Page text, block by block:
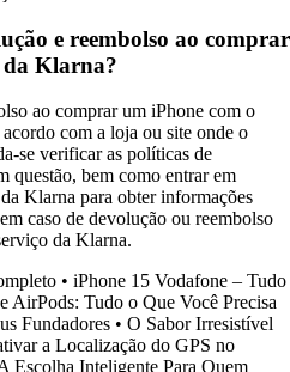
e reembolso ao comprar
da Klarna?
ao comprar um iPhone com o
com a loja ou site onde o
se verificar as políticas de
questão, bem como entrar em
Klarna para obter informações
caso de devolução ou reembolso
da Klarna.
• iPhone 15 Vodafone – Tudo
AirPods: Tudo o Que Você Precisa
Fundadores • O Sabor Irresistível
a Localização do GPS no
Escolha Inteligente Para Quem